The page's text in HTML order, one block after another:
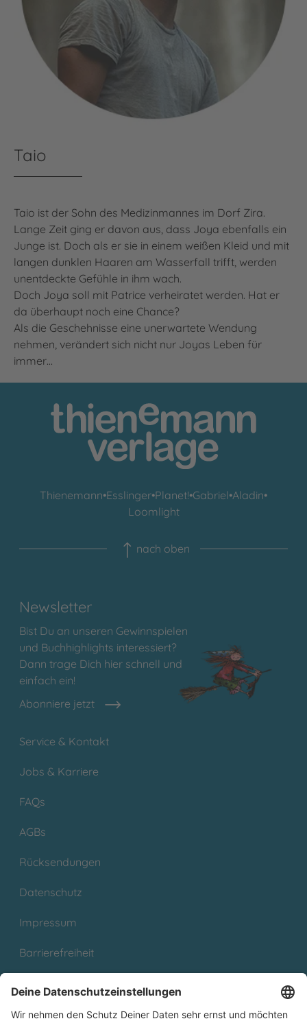
Taio
Taio ist der Sohn des Medizinmannes im Dorf Zira.
Lange Zeit ging er davon aus, dass Joya ebenfalls ein
Junge ist. Doch als er sie in einem weißen Kleid und mit
langen dunklen Haaren am Wasserfall trifft, werden
unentdeckte Gefühle in ihm wach.
Doch Joya soll mit Patrice verheiratet werden. Hat er
da überhaupt noch eine Chance?
Als die Geschehnisse eine unerwartete Wendung
nehmen, verändert sich nicht nur Joyas Leben für
immer…
Thienemann•Esslinger•Planet!•Gabriel•Aladin•
Loomlight
nach oben
Newsletter
Bist Du an unseren Gewinnspielen
und Buchhighlights interessiert?
Dann trage Dich hier schnell und
einfach ein!
Abonniere jetzt
Service & Kontakt
Jobs & Karriere
FAQs
AGBs
Rücksendungen
Datenschutz
Impressum
Barrierefreiheit
Partnerprogramm (Affiliate)